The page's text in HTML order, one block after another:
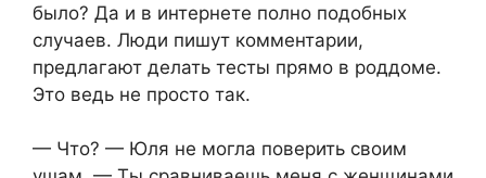
было? Да и в интернете полно подобных
случаев. Люди пишут комментарии,
предлагают делать тесты прямо в роддоме.
Это ведь не просто так.
— Что? — Юля не могла поверить своим